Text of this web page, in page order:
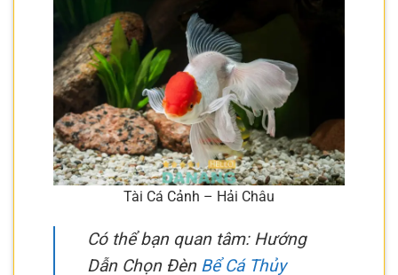
Tài Cá Cảnh – Hải Châu
Có thể bạn quan tâm: Hướng
Dẫn Chọn Đèn Bể Cá Thủy